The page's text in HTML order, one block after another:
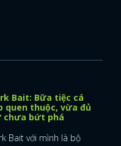
Bait: Bữa tiệc cá
quen thuộc, vừa đủ
chưa bứt phá
Bait với mình là bộ